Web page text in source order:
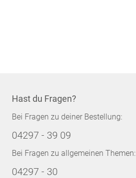
Hast du Fragen?
Bei Fragen zu deiner Bestellung:
04297 - 39 09
Bei Fragen zu allgemeinen Themen:
04297 - 30